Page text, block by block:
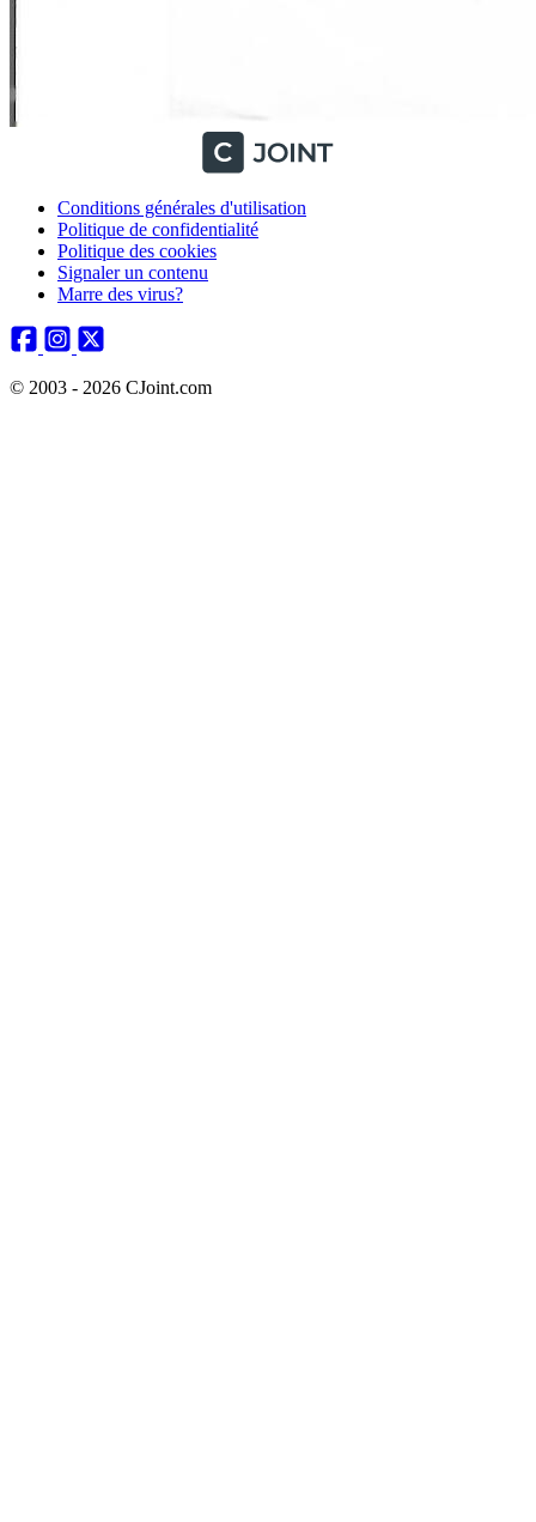
Conditions générales d'utilisation
Politique de confidentialité
Politique des cookies
Signaler un contenu
Marre des virus?
© 2003 - 2026 CJoint.com